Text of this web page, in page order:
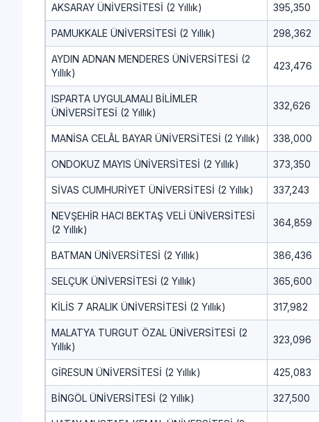
AKSARAY ÜNİVERSİTESİ (2 Yıllık) 395,350
PAMUKKALE ÜNİVERSİTESİ (2 Yıllık) 298,362
AYDIN ADNAN MENDERES ÜNİVERSİTESİ (2
Yıllık)
423,476
ISPARTA UYGULAMALI BİLİMLER
ÜNİVERSİTESİ (2 Yıllık)
332,626
MANİSA CELÂL BAYAR ÜNİVERSİTESİ (2 Yıllık) 338,000
ONDOKUZ MAYIS ÜNİVERSİTESİ (2 Yıllık) 373,350
SİVAS CUMHURİYET ÜNİVERSİTESİ (2 Yıllık) 337,243
NEVŞEHİR HACI BEKTAŞ VELİ ÜNİVERSİTESİ
(2 Yıllık)
364,859
BATMAN ÜNİVERSİTESİ (2 Yıllık) 386,436
SELÇUK ÜNİVERSİTESİ (2 Yıllık) 365,600
KİLİS 7 ARALIK ÜNİVERSİTESİ (2 Yıllık) 317,982
MALATYA TURGUT ÖZAL ÜNİVERSİTESİ (2
Yıllık)
323,096
GİRESUN ÜNİVERSİTESİ (2 Yıllık) 425,083
BİNGÖL ÜNİVERSİTESİ (2 Yıllık) 327,500